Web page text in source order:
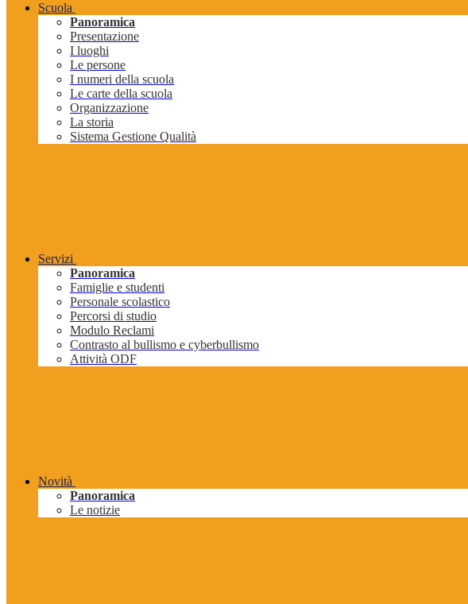
Scuola
Panoramica
Presentazione
I luoghi
Le persone
I numeri della scuola
Le carte della scuola
Organizzazione
La storia
Sistema Gestione Qualità
Servizi
Panoramica
Famiglie e studenti
Personale scolastico
Percorsi di studio
Modulo Reclami
Contrasto al bullismo e cyberbullismo
Attività ODF
Novità
Panoramica
Le notizie